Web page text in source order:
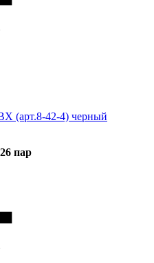
(арт.8-42-4) черный
пар